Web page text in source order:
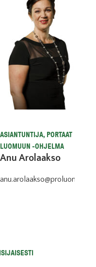
ASIANTUNTIJA, PORTAAT
LUOMUUN -OHJELMA
Anu Arolaakso
anu.arolaakso@proluomu.fi